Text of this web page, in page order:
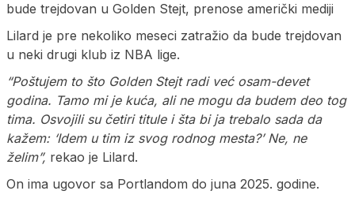
bude trejdovan u Golden Stejt, prenose američki mediji
Lilard je pre nekoliko meseci zatražio da bude trejdovan
u neki drugi klub iz NBA lige.
“Poštujem to što Golden Stejt radi već osam-devet
godina. Tamo mi je kuća, ali ne mogu da budem deo tog
tima. Osvojili su četiri titule i šta bi ja trebalo sada da
kažem: ‘Idem u tim iz svog rodnog mesta?’ Ne, ne
želim”, rekao je Lilard.
On ima ugovor sa Portlandom do juna 2025. godine.